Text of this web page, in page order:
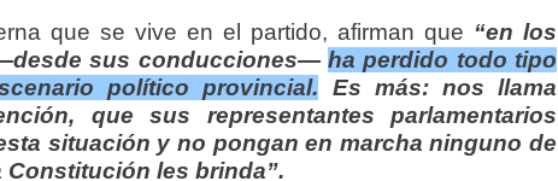
que se vive en el partido, afirman que “en los
sus conducciones— ha perdido todo tipo
político provincial. Es más: nos llama
que sus representantes parlamentarios
situación y no pongan en marcha ninguno de
les brinda”.